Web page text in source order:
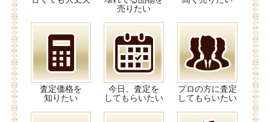
売りたい
査定価格を
知りたい
今日、査定を
してもらいたい
プロの方に査定
してもらいたい